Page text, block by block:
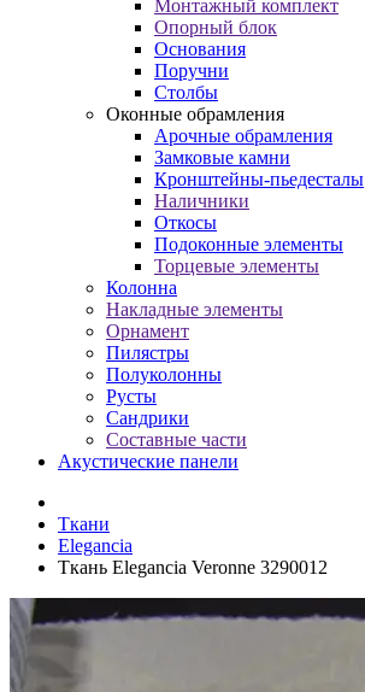
Монтажный комплект
Опорный блок
Основания
Поручни
Столбы
Оконные обрамления
Арочные обрамления
Замковые камни
Кронштейны-пьедесталы
Наличники
Откосы
Подоконные элементы
Торцевые элементы
Колонна
Накладные элементы
Орнамент
Пилястры
Полуколонны
Русты
Сандрики
Составные части
Акустические панели
Ткани
Elegancia
Ткань Elegancia Veronne 3290012